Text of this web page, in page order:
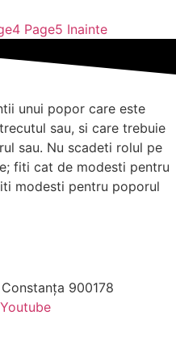
4 Page5 Inainte
unui popor care este
sau, si care trebuie
sau. Nu scadeti rolul pe
fiti cat de modesti pentru
modesti pentru poporul
900178
Youtube